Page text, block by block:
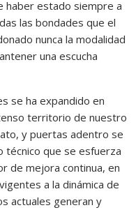
haber estado siempre a
las bondades que el
nunca la modalidad
una escucha
se ha expandido en
territorio de nuestro
y puertas adentro se
técnico que se esfuerza
de mejora continua, en
a la dinámica de
actuales generan y